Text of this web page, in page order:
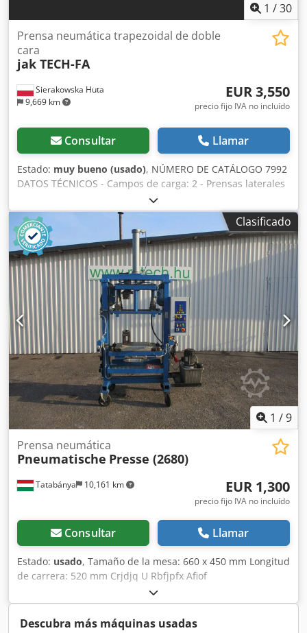
1 /30
Sierakowska Huta
9,669 km
Prensa neumática trapezoidal de doble
cara
jak TECH-FA
EUR 3,550
precio fijo IVA no incluído
Consultar Llamar
Estado: muy bueno (usado), NÚMERO DE CATÁLOGO 7992
DATOS TÉCNICOS - Campos de carga: 2 - Prensas laterales
ajustables manualmente: 2x6 uds - Prensas verticales
neumáticas: 2x6 uds - Longitud máxima de los elementos
encolados: 3600mm - Altura máxima de los elementos
encolados: 1500mm - Grosor máximo de los elementos
encolados: 130mm - Guías para el encolado de elementos
delgados - Dimensiones (L/A/Al): 4300x1570x2110mm -
Peso: 1400kg Cjdpjzmgk Tofx Afisrf VENTAJAS – Dos zonas
de trabajo – Longitud de encolado 3600mm – Actuadores
neumáticos – Guías para elementos delgados – Sin pintar –
Móvil – con ruedas – Prensa usada, en muy buen estado
Precio neto: 14.900 PLN Precio neto: 3.550 EUR Precio neto
calculado según cambio 4,2 PLN/EUR (En caso de
fluctuaciones mayores del tipo de cambio, el precio puede
variar)
Clasificado
1 /9
Tatabánya 10,161 km
Prensa neumática
Pneumatische Presse (2680)
EUR 1,300
precio fijo IVA no incluído
Consultar Llamar
Estado: usado, Tamaño de la mesa: 660 x 450 mm Longitud
de carrera: 520 mm Crjdjq U Rbfjpfx Afiof
Descubra más máquinas usadas